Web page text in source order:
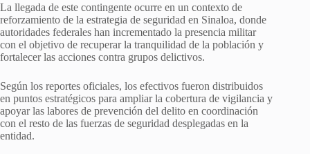
La llegada de este contingente ocurre en un contexto de
reforzamiento de la estrategia de seguridad en Sinaloa, donde
autoridades federales han incrementado la presencia militar
con el objetivo de recuperar la tranquilidad de la población y
fortalecer las acciones contra grupos delictivos.
Según los reportes oficiales, los efectivos fueron distribuidos
en puntos estratégicos para ampliar la cobertura de vigilancia y
apoyar las labores de prevención del delito en coordinación
con el resto de las fuerzas de seguridad desplegadas en la
entidad.